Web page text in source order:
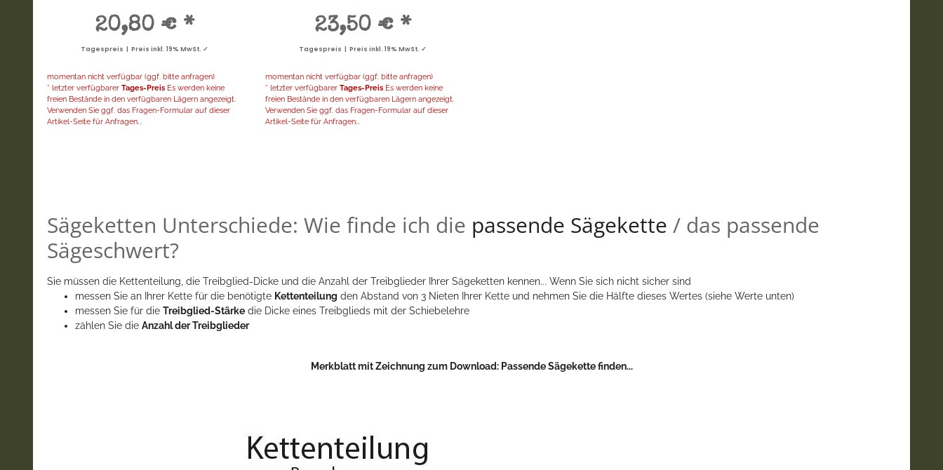
20,80 € *
Tagespreis | Preis inkl. 19% MwSt. ✓
momentan nicht verfügbar (ggf. bitte anfragen)
* letzter verfügbarer Tages-Preis Es werden keine
freien Bestände in den verfügbaren Lägern angezeigt.
Verwenden Sie ggf. das Fragen-Formular auf dieser
Artikel-Seite für Anfragen...
23,50 € *
Tagespreis | Preis inkl. 19% MwSt. ✓
momentan nicht verfügbar (ggf. bitte anfragen)
* letzter verfügbarer Tages-PreisEs werden keine
freien Bestände in den verfügbaren Lägern angezeigt.
Verwenden Sie ggf. das Fragen-Formular auf dieser
Artikel-Seite für Anfragen...
Sägeketten Unterschiede: Wie finde ich die passende Sägekette / das passende
Sägeschwert?
Sie müssen die Kettenteilung, die Treibglied-Dicke und die Anzahl der Treibglieder Ihrer Sägeketten kennen... Wenn Sie sich nicht sicher sind
messen Sie an Ihrer Kette für die benötigte Kettenteilung den Abstand von 3 Nieten Ihrer Kette und nehmen Sie die Hälfte dieses Wertes (siehe Werte unten)
messen Sie für die Treibglied-Stärke die Dicke eines Treibglieds mit der Schiebelehre
zählen Sie die Anzahl der Treibglieder
Merkblatt mit Zeichnung zum Download: Passende Sägekette finden...